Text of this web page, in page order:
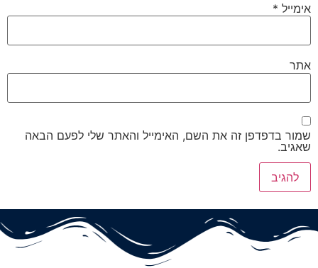
אימייל *
אתר
שמור בדפדפן זה את השם, האימייל והאתר שלי לפעם הבאה
שאגיב.